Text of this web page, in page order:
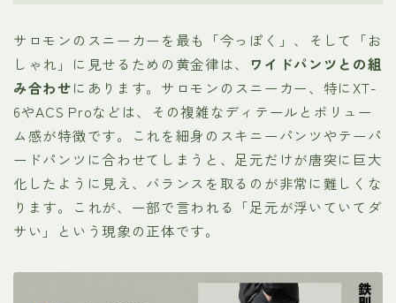
サロモンのスニーカーを最も「今っぽく」、そして「お
しゃれ」に見せるための黄金律は、
ワイドパンツとの組
み合わせにあります。サロモンのスニーカー、特にXT-
6やACS Proなどは、その複雑なディテールとボリュー
ム感が特徴です。これを細身のスキニーパンツやテーパ
ードパンツに合わせてしまうと、足元だけが唐突に巨大
化したように見え、バランスを取るのが非常に難しくな
ります。これが、一部で言われる「足元が浮いていてダ
サい」という現象の正体です。